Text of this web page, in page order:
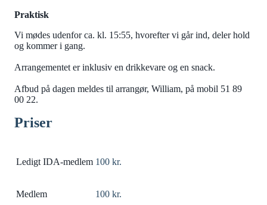
Praktisk
Vi mødes udenfor ca. kl. 15:55, hvorefter vi går ind, deler hold
og kommer i gang.
Arrangementet er inklusiv en drikkevare og en snack.
Afbud på dagen meldes til arrangør, William, på mobil 51 89
00 22.
Priser
Ledigt IDA-medlem 100 kr.
Medlem 100 kr.